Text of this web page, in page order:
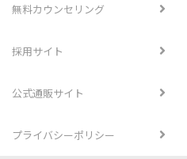
無料カウンセリング
採用サイト
公式通販サイト
プライバシーポリシー